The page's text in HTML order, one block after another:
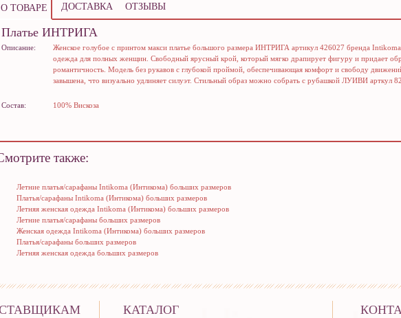
О ТОВАРЕ ДОСТАВКА ОТЗЫВЫ
Платье ИНТРИГА
Описание:
Женское голубое с принтом макси платье большого размера ИНТРИГА артикул 426027 бренда
одежда для полных женщин. Свободный ярусный крой, который мягко драпирует фигуру и придает
романтичность. Модель без рукавов с глубокой проймой, обеспечивающая комфорт и свободу
завышена, что визуально удлиняет силуэт. Стильный образ можно собрать с рубашкой ЛУИВИ арткул
Состав: 100% Вискоза
также:
Летние платья/сарафаны Intikoma (Интикома) больших размеров
Платья/сарафаны Intikoma (Интикома) больших размеров
Летняя женская одежда Intikoma (Интикома) больших размеров
Летние платья/сарафаны больших размеров
Женская одежда Intikoma (Интикома) больших размеров
Платья/сарафаны больших размеров
Летняя женская одежда больших размеров
КАТАЛОГ